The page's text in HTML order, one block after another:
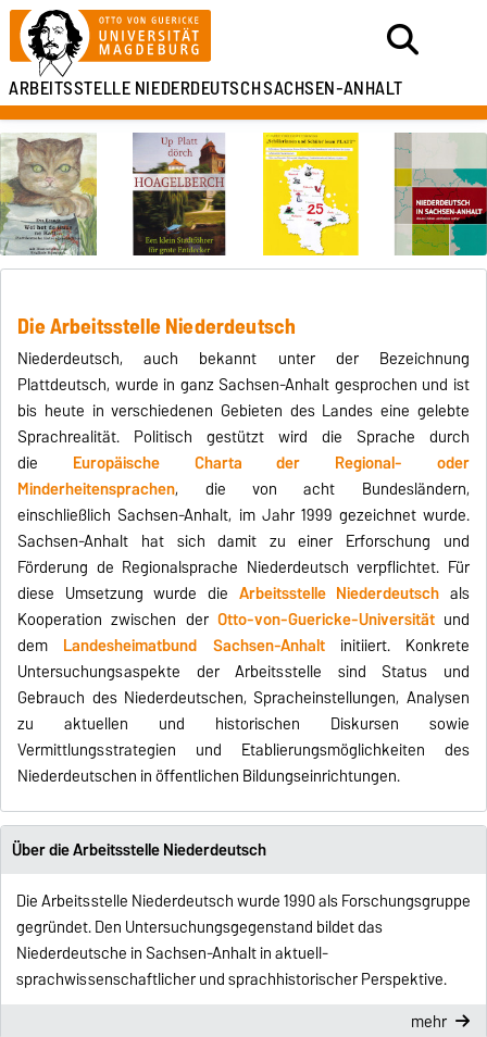
ARBEITSSTELLENIEDERDEUTSCHSACHSEN-ANHALT
Die Arbeitsstelle Niederdeutsch
Niederdeutsch, auch bekannt unter der Bezeichnung
Plattdeutsch, wurde in ganz Sachsen-Anhalt gesprochen und ist
bis heute in verschiedenen Gebieten des Landes eine gelebte
Sprachrealität. Politisch gestützt wird die Sprache durch
die Europäische Charta der Regional- oder
Minderheitensprachen, die von acht Bundesländern,
einschließlich Sachsen-Anhalt, im Jahr 1999 gezeichnet wurde.
Sachsen-Anhalt hat sich damit zu einer Erforschung und
Förderung de Regionalsprache Niederdeutsch verpflichtet. Für
diese Umsetzung wurde die Arbeitsstelle Niederdeutsch als
Kooperation zwischen der Otto-von-Guericke-Universität und
dem Landesheimatbund Sachsen-Anhaltinitiiert. Konkrete
Untersuchungsaspekte der Arbeitsstelle sind Status und
Gebrauch des Niederdeutschen, Spracheinstellungen, Analysen
zu aktuellen und historischen Diskursen sowie
Vermittlungsstrategien und Etablierungsmöglichkeiten des
Niederdeutschen in öffentlichen Bildungseinrichtungen.
Über die Arbeitsstelle Niederdeutsch
Die Arbeitsstelle Niederdeutsch wurde 1990 als Forschungsgruppe
gegründet. Den Untersuchungsgegenstand bildet das
Niederdeutsche in Sachsen-Anhalt in aktuell-
sprachwissenschaftlicher und sprachhistorischer Perspektive.
mehr